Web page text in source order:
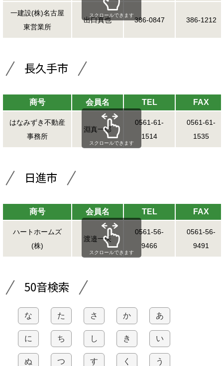
一建設(株)名古屋
東営業所
出口真也 386-0847 386-1212
スクロールできます
長久手市
商号 会員名 TEL FAX
はなみずき不動産
事務所
淵真一郎
0561-61-
1514
0561-61-
1535
スクロールできます
日進市
商号 会員名 TEL FAX
ハートホームズ
(株)
渡邉一矢
0561-56-
9466
0561-56-
9491
スクロールできます
50音検索
あ
い
う
か
き
く
さ
し
す
た
ち
つ
な
に
ぬ